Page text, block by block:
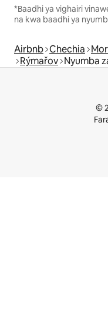
*Baadhi ya vighairi
na kwa baadhi ya
Airbnb Chechia
Rýmařov Nyumba
©